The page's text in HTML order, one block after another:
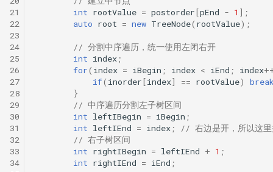
21
22
23
24
25
26
27
28
29
30
31
32
33
34
int rootValue = postorder[pEnd - 1 ];
auto root = new TreeNode( rootValue);
// 分割中序遍历，统一使用左闭右开
int index ;
for( index = iBegin ; index < iEnd ; index
if( inorder[index] == rootValue)
}
// 中序遍历分割左子树区间
int leftIBegin = iBegin ;
int leftIEnd = index ;
// 右边是开，所以这
// 右子树区间
int rightIBegin = leftIEnd + 1 ;
int rightIEnd = iEnd ;